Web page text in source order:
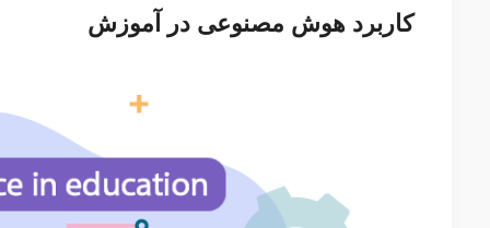
کاربرد هوش مصنوعی در آموزش